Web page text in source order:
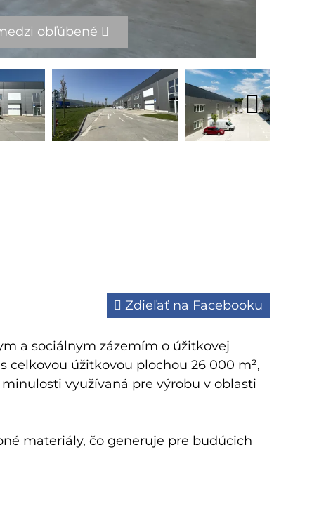
obľúbené
Zdieľať na Facebooku
a sociálnym zázemím o úžitkovej
celkovou úžitkovou plochou 26 000 m²,
využívaná pre výrobu v oblasti
materiály, čo generuje pre budúcich